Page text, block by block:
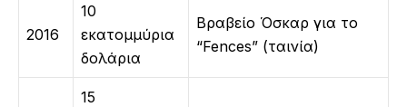
2016
10
εκατομμύρια
δολάρια
Βραβείο Όσκαρ για το
“Fences” (ταινία)
15